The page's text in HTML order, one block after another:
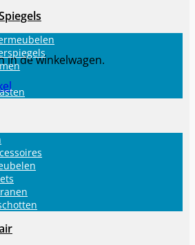
in de winkelwagen.